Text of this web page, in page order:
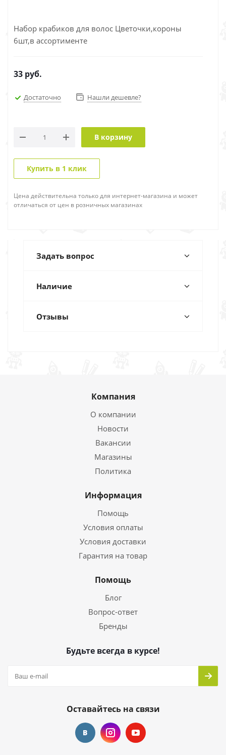
Набор крабиков для волос Цветочки,короны
6шт,в ассортименте
33 руб.
Достаточно Нашли дешевле?
В корзину
Купить в 1 клик
Цена действительна только для интернет-магазина и может
отличаться от цен в розничных магазинах
Задать вопрос
Наличие
Отзывы
Компания
О компании
Новости
Вакансии
Магазины
Политика
Информация
Помощь
Условия оплаты
Условия доставки
Гарантия на товар
Помощь
Блог
Вопрос-ответ
Бренды
Будьте всегда в курсе!
Оставайтесь на связи